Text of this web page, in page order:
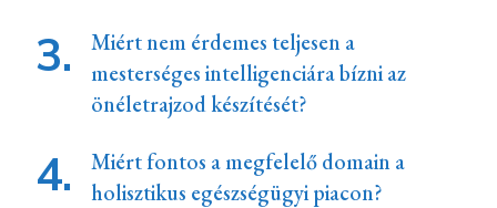
Miért nem érdemes teljesen a
mesterséges intelligenciára bízni az
önéletrajzod készítését?
Miért fontos a megfelelő domain a
holisztikus egészségügyi piacon?